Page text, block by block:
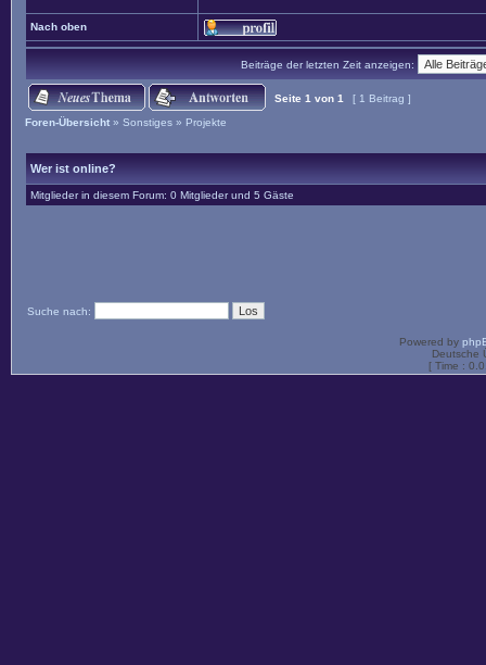
Nach oben
Beiträge der letzten Zeit anzeigen:
Seite 1 von 1
[ 1 Beitrag ]
Foren-Übersicht » Sonstiges » Projekte
Wer ist online?
Mitglieder in diesem Forum: 0 Mitglieder und 5 Gäste
Suche nach:
Powered by
Deutsche
[ Time :